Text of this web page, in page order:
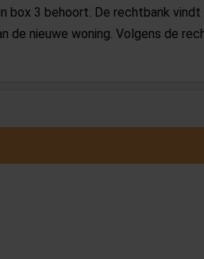
box 3 behoort. De rechtbank
de nieuwe woning. Volgens de
de woning. Deze twee